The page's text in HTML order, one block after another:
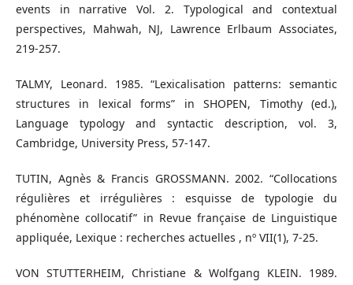
events in narrative Vol. 2. Typological and contextual
perspectives, Mahwah, NJ, Lawrence Erlbaum Associates,
219-257.
TALMY, Leonard. 1985. “Lexicalisation patterns: semantic
structures in lexical forms” in SHOPEN, Timothy (ed.),
Language typology and syntactic description, vol. 3,
Cambridge, University Press, 57-147.
TUTIN, Agnès & Francis GROSSMANN. 2002. “Collocations
régulières et irrégulières : esquisse de typologie du
phénomène collocatif” in Revue française de Linguistique
appliquée, Lexique : recherches actuelles , nº VII(1), 7-25.
VON STUTTERHEIM, Christiane & Wolfgang KLEIN. 1989.